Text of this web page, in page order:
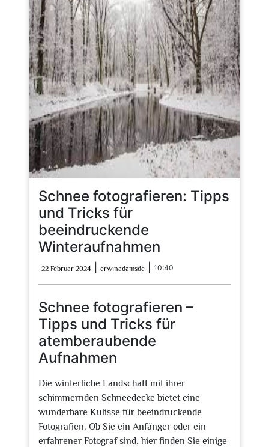
Schnee fotografieren: Tipps
und Tricks für
beeindruckende
Winteraufnahmen
22 Februar 2024
Februar
2024
erwinadamsde erwinadamsde
10:40
Schnee fotografieren –
Tipps und Tricks für
atemberaubende
Aufnahmen
Die winterliche Landschaft mit ihrer
schimmernden Schneedecke bietet eine
wunderbare Kulisse für beeindruckende
Fotografien. Ob Sie ein Anfänger oder ein
erfahrener Fotograf sind, hier finden Sie einige